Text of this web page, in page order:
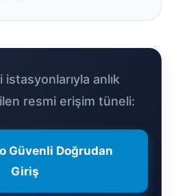
anlık
resmi erişim tüneli:
Güvenli Doğrudan
Giriş